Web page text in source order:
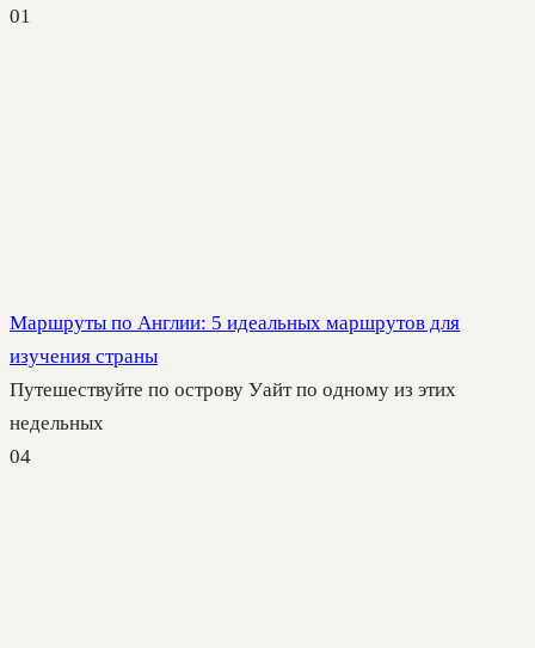
01
Маршруты по Англии: 5 идеальных маршрутов для
изучения страны
Путешествуйте по острову Уайт по одному из этих
недельных
04